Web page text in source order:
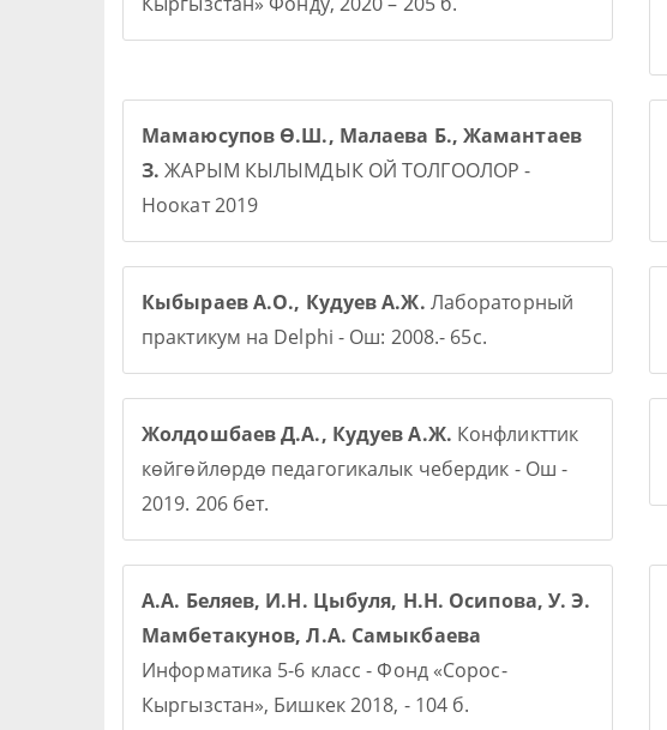
Мамаюсупов Ө.Ш., Малаева Б., Жамантаев
З. ЖАРЫМ КЫЛЫМДЫК ОЙ ТОЛГООЛОР -
Ноокат 2019
Кыбыраев А.О., Кудуев А.Ж. Лабораторный
практикум на Delphi - Ош: 2008.- 65с.
Жолдошбаев Д.А., Кудуев А.Ж. Конфликттик
көйгөйлөрдө педагогикалык чебердик - Ош -
2019. 206 бет.
А.А. Беляев, И.Н. Цыбуля, Н.Н. Осипова, У. Э.
Мамбетакунов, Л.А. Самыкбаева
Информатика 5-6 класс - Фонд «Сорос-
Кыргызстан», Бишкек 2018, - 104 б.